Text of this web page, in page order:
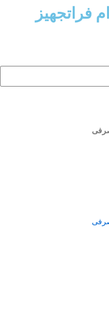
فراتجهیز